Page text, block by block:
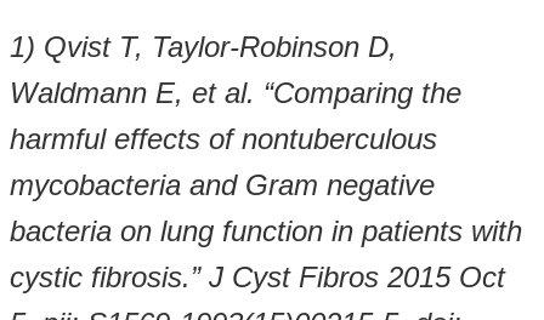
1) Qvist T, Taylor-Robinson D,
Waldmann E, et al. “Comparing the
harmful effects of nontuberculous
mycobacteria and Gram negative
bacteria on lung function in patients with
cystic fibrosis.” J Cyst Fibros 2015 Oct